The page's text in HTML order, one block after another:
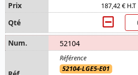
187,42 € H.T
52104
52104-LGE5-E01